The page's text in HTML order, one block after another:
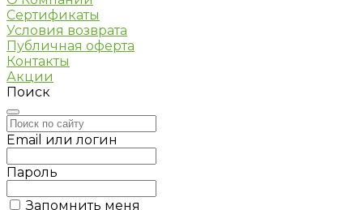
Сертификаты
Условия возврата
Публичная оферта
Контакты
Акции
Поиск
Email или логин
Пароль
Запомнить меня